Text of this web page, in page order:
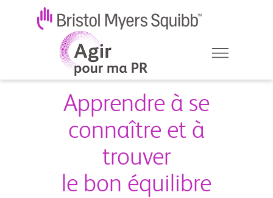
Apprendre à se
connaître et à
trouver
le bon équilibre